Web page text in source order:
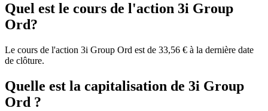
Quel est le cours de l'action 3i Group
Ord?
Le cours de l'action 3i Group Ord est de 33,56 € à la dernière date
de clôture.
Quelle est la capitalisation de 3i Group
Ord ?